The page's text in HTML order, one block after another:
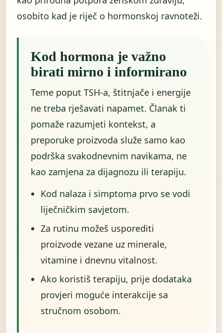
osobito kad je riječ o hormonskoj ravnoteži.
Kod hormona je važno
birati mirno i informirano
Teme poput TSH-a, štitnjače i energije
ne treba rješavati napamet. Članak ti
pomaže razumjeti kontekst, a
preporuke proizvoda služe samo kao
podrška svakodnevnim navikama, ne
kao zamjena za dijagnozu ili terapiju.
Kod nalaza i simptoma prvo se vodi
liječničkim savjetom.
Za rutinu možeš usporediti
proizvode vezane uz minerale,
vitamine i dnevnu vitalnost.
Ako koristiš terapiju, prije dodataka
provjeri moguće interakcije sa
stručnom osobom.